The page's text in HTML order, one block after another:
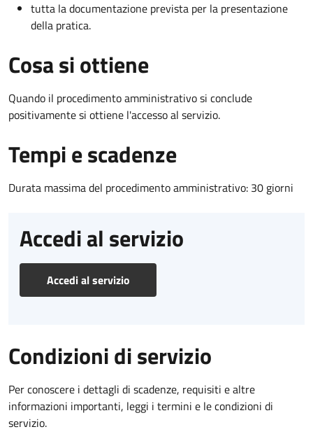
tutta la documentazione prevista per la presentazione
della pratica.
Cosa si ottiene
Quando il procedimento amministrativo si conclude
positivamente si ottiene l'accesso al servizio.
Tempi e scadenze
Durata massima del procedimento amministrativo: 30 giorni
Accedi al servizio
Accedi al servizio
Condizioni di servizio
Per conoscere i dettagli di scadenze, requisiti e altre
informazioni importanti, leggi i termini e le condizioni di
servizio.